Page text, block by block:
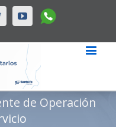
TwitterYoutubeWhatsapp
de Operación